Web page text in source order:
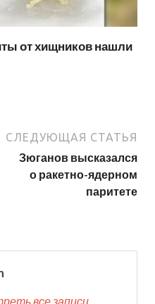
от хищников нашли
СЛЕДУЮЩАЯ СТАТЬЯ
Зюганов высказался
о ракетно-ядерном
паритете
все записи